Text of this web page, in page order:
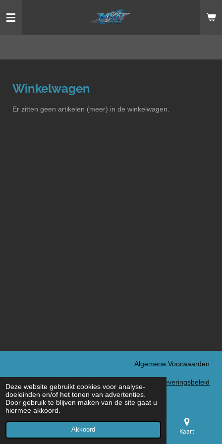
Deze website gebruikt cookies voor analyse-
doeleinden en/of het tonen van advertenties.
Door gebruik te blijven maken van de site gaat u
hiermee akkoord.
Akkoord
direct
Winkelwagen
Er zitten geen artikelen (meer) in de winkelwagen.
Algemene Voorwaarden
Verzend- en Leveringsbeleid
© 2022 - 2026 MXN Sport
Telefoonnummer Kaart